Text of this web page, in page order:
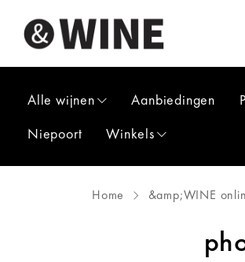
Alle wijnen Aanbiedingen
Niepoort
Winkels
Home &amp;WINE